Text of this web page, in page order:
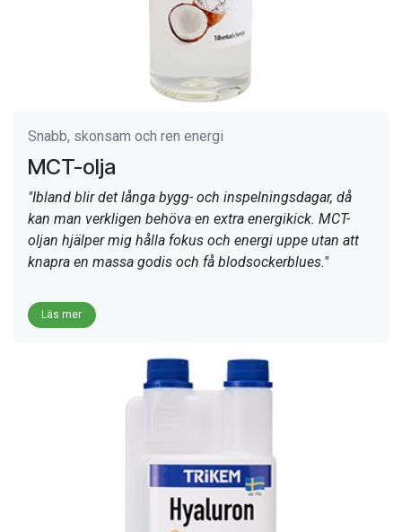
Snabb, skonsam och ren energi
MCT-olja
"Ibland blir det långa bygg- och inspelningsdagar, då
kan man verkligen behöva en extra energikick. MCT-
oljan hjälper mig hålla fokus och energi uppe utan att
knapra en massa godis och få blodsockerblues."
Läs mer